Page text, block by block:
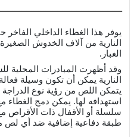
يوفر هذا الغطاء الداخلي الفاخر
النارية من آلاف الخدوش
الغبار.
وقد أظهرت المبادرات المحلية
النارية يمكن أن تكون وسيلة
يتمكن اللص من رؤية نوع الدراجة
استهدافه لها. يمكن دمج الغطاء
سلسلة أو الأقفال ذات الأقراص
طبقة دفاعية إضافية ضد أي لص